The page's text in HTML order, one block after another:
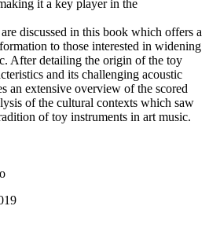
it a key player in the
discussed in this book which offers a
to those interested in widening
After detailing the origin of the toy
and its challenging acoustic
an extensive overview of the scored
of the cultural contexts which saw
of toy instruments in art music.